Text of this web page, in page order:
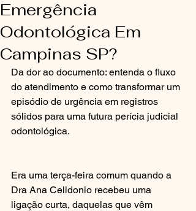
Emergência
Odontológica Em
Campinas SP?
Da dor ao documento: entenda o fluxo
do atendimento e como transformar um
episódio de urgência em registros
sólidos para uma futura perícia judicial
odontológica.
Era uma terça-feira comum quando a
Dra Ana Celidonio recebeu uma
ligação curta, daquelas que vêm